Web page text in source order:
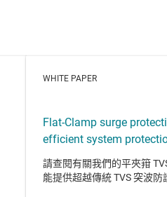
WHITE PAPER
Flat-Clamp surge
efficient system
請查閱有關我們的平夾箝
能提供超越傳統 TVS 突波防